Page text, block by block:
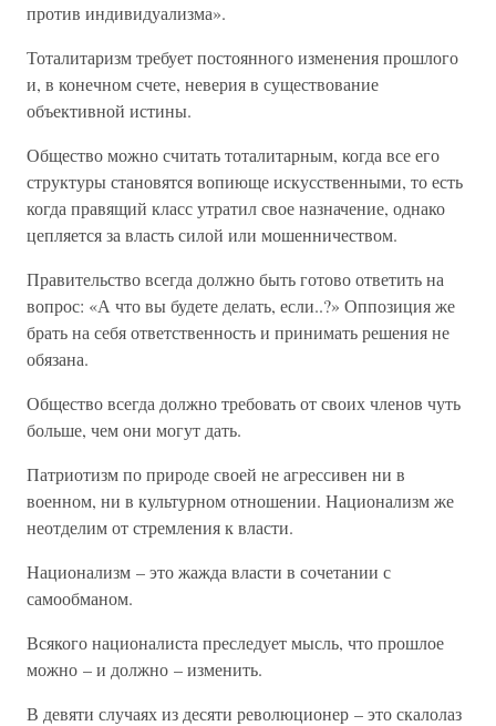
против индивидуализма».
Тоталитаризм требует постоянного изменения прошлого
и, в конечном счете, неверия в существование
объективной истины.
Общество можно считать тоталитарным, когда все его
структуры становятся вопиюще искусственными, то есть
когда правящий класс утратил свое назначение, однако
цепляется за власть силой или мошенничеством.
Правительство всегда должно быть готово ответить на
вопрос: «А что вы будете делать, если..?» Оппозиция же
брать на себя ответственность и принимать решения не
обязана.
Общество всегда должно требовать от своих членов чуть
больше, чем они могут дать.
Патриотизм по природе своей не агрессивен ни в
военном, ни в культурном отношении. Национализм же
неотделим от стремления к власти.
Национализм – это жажда власти в сочетании с
самообманом.
Всякого националиста преследует мысль, что прошлое
можно – и должно – изменить.
В девяти случаях из десяти революционер – это скалолаз